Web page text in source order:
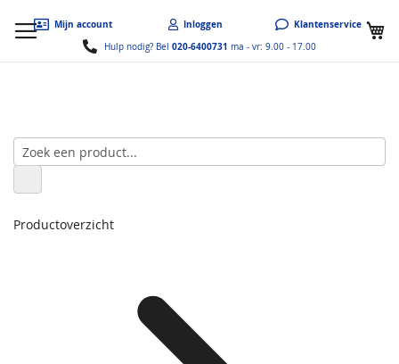
Mijn account Inloggen Klantenservice
Hulp nodig? Bel 020-6400731 ma - vr: 9.00 - 17.00
Productoverzicht